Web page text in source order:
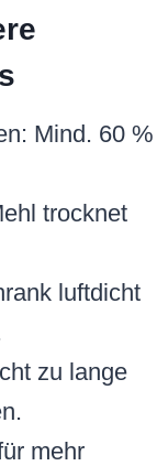
Mind. 60 %
trocknet
luftdicht
zu lange
mehr